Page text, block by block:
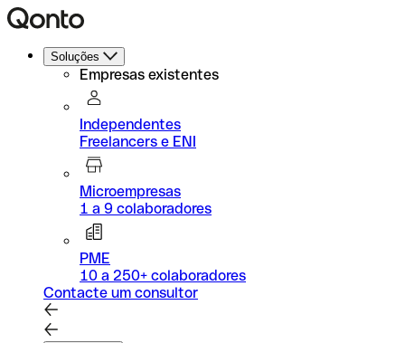
Soluções
Empresas existentes
Independentes
Freelancers e ENI
Microempresas
1 a 9 colaboradores
PME
10 a 250+ colaboradores
Contacte um consultor